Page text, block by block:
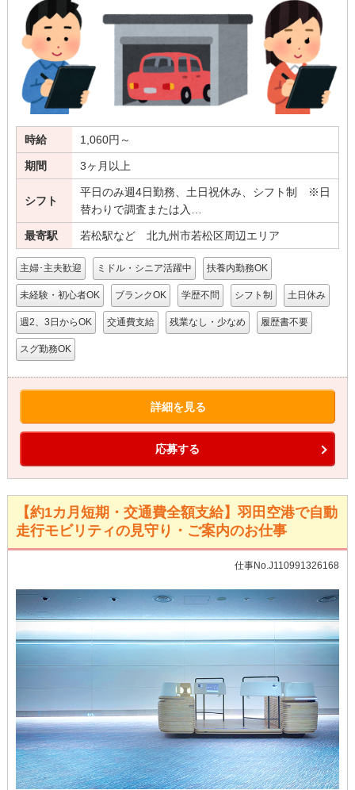
時給 1,060円～
期間 3ヶ月以上
シフト
平日のみ週4日勤務、土日祝休み、シフト制 ※日
替わりで調査または入…
最寄駅 若松駅など 北九州市若松区周辺エリア
主婦･主夫歓迎 ミドル・シニア活躍中 扶養内勤務OK
未経験・初心者OK ブランクOK 学歴不問 シフト制 土日休み
週2、3日からOK 交通費支給 残業なし・少なめ 履歴書不要
スグ勤務OK
詳細を見る
応募する
【約1カ月短期・交通費全額支給】羽田空港で自動
走行モビリティの見守り・ご案内のお仕事
仕事No.J110991326168